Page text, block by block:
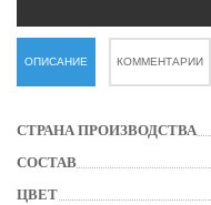
ОПИСАНИЕ КОММЕНТАРИИ
СТРАНА ПРОИЗВОДСТВА
СОСТАВ
ЦВЕТ